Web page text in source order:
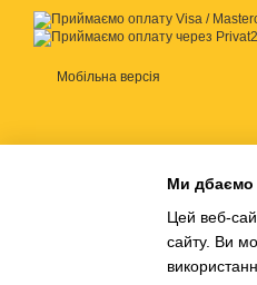
Мобільна версія
Ми дбаємо
Цей веб-
сайту. Ви